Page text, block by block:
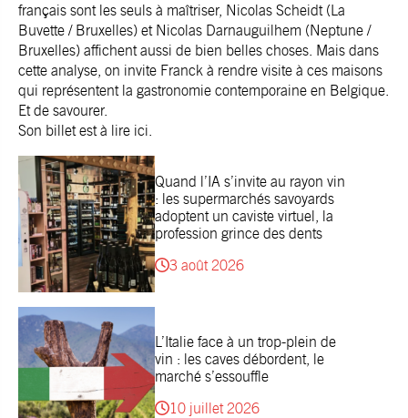
français sont les seuls à maîtriser, Nicolas Scheidt (La
Buvette / Bruxelles) et Nicolas Darnauguilhem (Neptune /
Bruxelles) affichent aussi de bien belles choses. Mais dans
cette analyse, on invite Franck à rendre visite à ces maisons
qui représentent la gastronomie contemporaine en Belgique
Et de savourer.
Son billet est à lire ici
Quand l’IA s’invite au rayon vin
: les supermarchés savoyards
adoptent un caviste virtuel, la
profession grince des dents
3 août 2026
L’Italie face à un trop-plein de
vin : les caves débordent, le
marché s’essouffle
10 juillet 2026